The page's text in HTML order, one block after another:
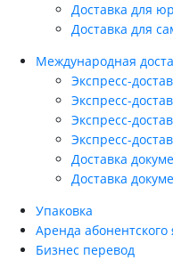
Доставка для
Доставка для
Международная
Экспресс-
Экспресс-
Экспресс-
Экспресс-
Доставка
Доставка
Упаковка
Аренда
Бизнес перевод